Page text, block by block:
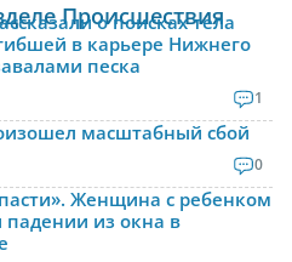
Происшествия
о поисках тела
в карьере Нижнего
песка
1
масштабный сбой
0
Женщина с ребенком
падении из окна в